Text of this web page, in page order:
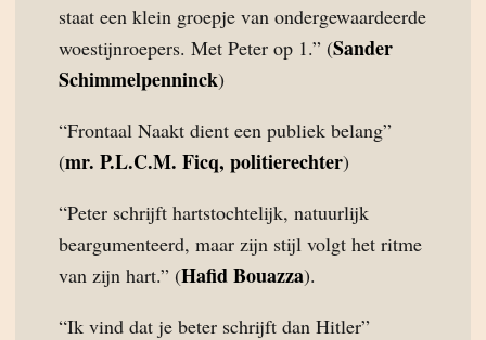
staat een klein groepje van ondergewaardeerde
woestijnroepers. Met Peter op 1.” (Sander
Schimmelpenninck)
“Frontaal Naakt dient een publiek belang”
(mr. P.L.C.M. Ficq, politierechter)
“Peter schrijft hartstochtelijk, natuurlijk
beargumenteerd, maar zijn stijl volgt het ritme
van zijn hart.” (Hafid Bouazza).
“Ik vind dat je beter schrijft dan Hitler”